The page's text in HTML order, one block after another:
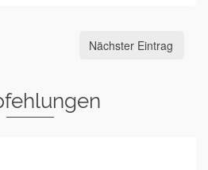
Nächster Eintrag